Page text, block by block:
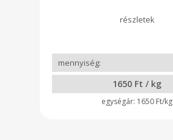
1650 Ft / kg
1650 Ft/kg